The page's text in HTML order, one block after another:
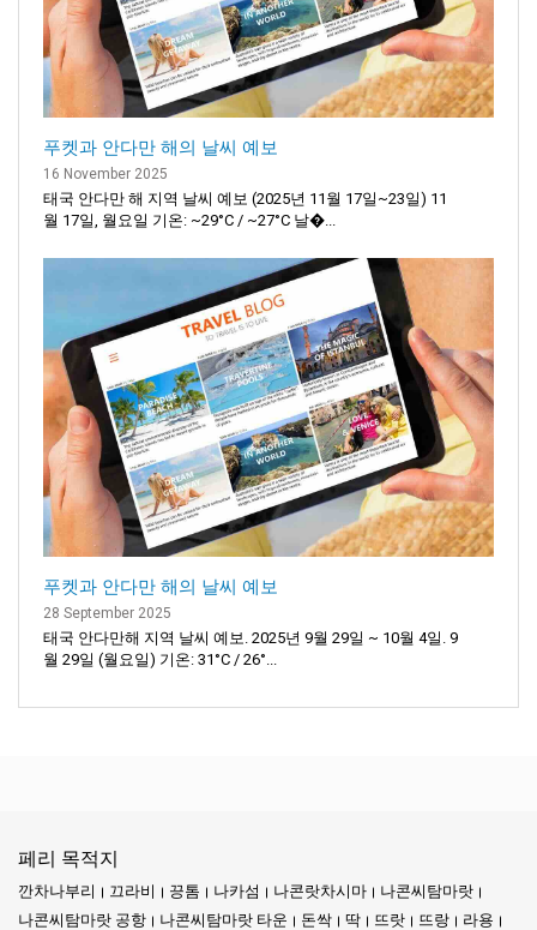
푸켓과 안다만 해의 날씨 예보
16 November 2025
태국 안다만 해 지역 날씨 예보 (2025년 11월 17일~23일) 11
월 17일, 월요일 기온: ~29°C / ~27°C 날�...
푸켓과 안다만 해의 날씨 예보
28 September 2025
태국 안다만해 지역 날씨 예보. 2025년 9월 29일 ~ 10월 4일. 9
월 29일 (월요일) 기온: 31°C / 26°...
페리 목적지
깐차나부리 끄라비 끙톰 나카섬 나콘랏차시마
나콘씨탐마랏
나콘씨탐마랏 공항
나콘씨탐마랏 타운 돈싹 딱 뜨랏 뜨랑
라용